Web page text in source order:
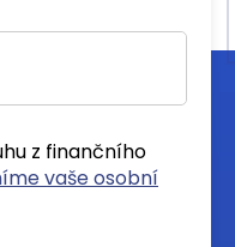
z finančního
vaše osobní